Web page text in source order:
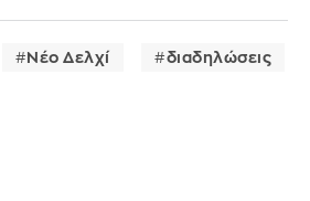
Νέο Δελχί διαδηλώσεις